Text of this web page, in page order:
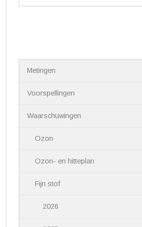
Metingen
Voorspellingen
Waarschuwingen
Ozon
Ozon- en hitteplan
Fijn stof
2026